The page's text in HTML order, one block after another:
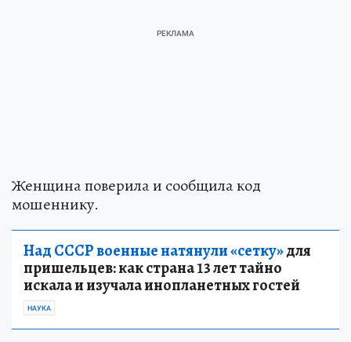
Женщина поверила и сообщила код
мошеннику.
Над СССР военные натянули «сетку»для
пришельцев: как страна 13 лет тайно
искала и изучала инопланетных гостей
НАУКА